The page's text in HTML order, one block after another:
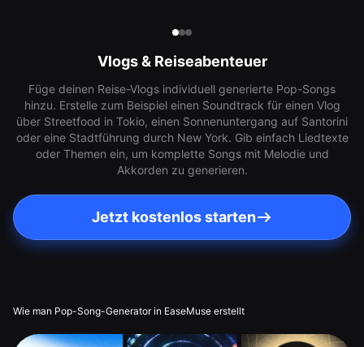
Vlogs & Reiseabenteuer
Füge deinen Reise-Vlogs individuell generierte Pop-Songs
hinzu. Erstelle zum Beispiel einen Soundtrack für einen Vlog
über Streetfood in Tokio, einen Sonnenuntergang auf Santorini
oder eine Stadtführung durch New York. Gib einfach Liedtexte
oder Themen ein, um komplette Songs mit Melodie und
Akkorden zu generieren.
Jetzt kostenlos starten
Wie man Pop-Song-Generator in EaseMuse erstellt